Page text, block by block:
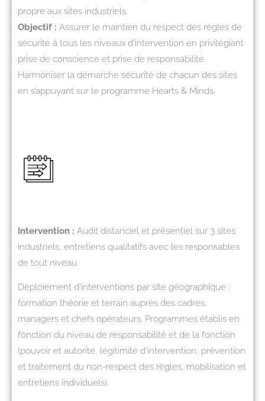
propre aux sites industriels.
Objectif : Assurer le maintien du respect des règles de
sécurité à tous les niveaux d’intervention en privilégiant
prise de conscience et prise de responsabilité.
Harmoniser la démarche sécurité de chacun des sites
en s’appuyant sur le programme Hearts & Minds.
Intervention : Audit distanciel et présentiel sur 3 sites
industriels, entretiens qualitatifs avec les responsables
de tout niveau.
Déploiement d’interventions par site géographique :
formation théorie et terrain auprès des cadres,
managers et chefs opérateurs. Programmes établis en
fonction du niveau de responsabilité et de la fonction
(pouvoir et autorité, légitimité d’intervention, prévention
et traitement du non-respect des règles, mobilisation et
entretiens individuels).